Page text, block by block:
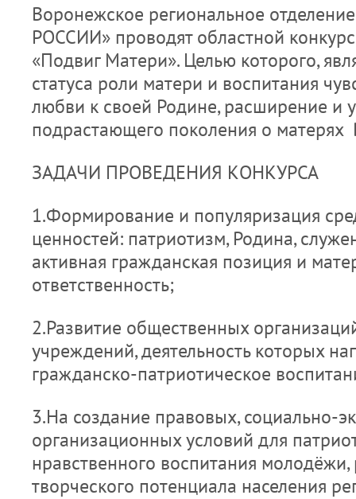
Воронежское региональное
РОССИИ» проводят областной
«Подвиг Матери». Целью которого,
статуса роли матери и воспитания
любви к своей Родине, расширение и
подрастающего поколения о матерях
ЗАДАЧИ ПРОВЕДЕНИЯ КОНКУРСА
1.Формирование и популяризация
ценностей: патриотизм, Родина,
активная гражданская позиция и
ответственность;
2.Развитие общественных
учреждений, деятельность которых
гражданско-патриотическое
3.На создание правовых, социально-
организационных условий для
нравственного воспитания
творческого потенциала населения